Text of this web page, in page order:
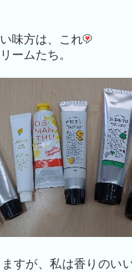
味方は、これ
ームたち。
すが、私は香りのい